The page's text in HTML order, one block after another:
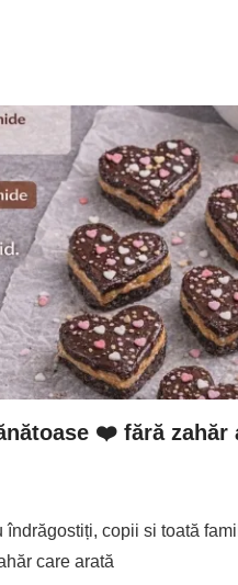
❤️ fără zahăr
îndrăgostiți, copii si toată
care arată